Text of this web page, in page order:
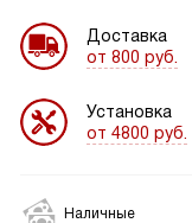
Доставка
от 800 руб.
Установка
от 4800 руб.
Наличные